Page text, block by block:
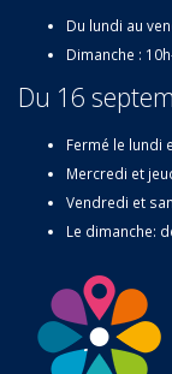
Du lundi au
Dimanche :
Du 16
Fermé le lundi
Mercredi et
Vendredi et
Le dimanche: